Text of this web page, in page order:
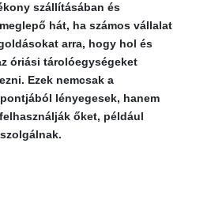
szállításában és
hát, ha számos vállalat
arra, hogy hol és
óriási tárolóegységeket
Ezek nemcsak a
lényegesek, hanem
őket, például